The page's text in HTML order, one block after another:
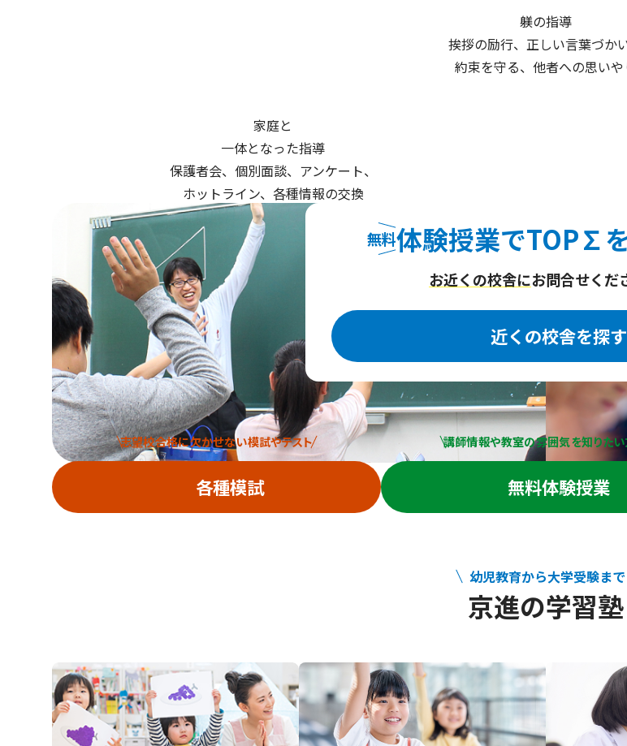
家庭と
一体となった指導
保護者会、個別面談、アンケート、
ホットライン、各種情報の交換
躾の指導
挨拶の励行、正しい言葉づかい
約束を守る、他者への思いや
無料体験授業でTOP∑
無料体験授業でトップ
お近くの校舎にお問合せくだ
近くの校舎を探す
志望校合格に欠かせない模試やテスト
各種模試
講師情報や教室の雰囲気を知りた
無料体験授業
幼児教育から大学受験まで
京進の学習塾